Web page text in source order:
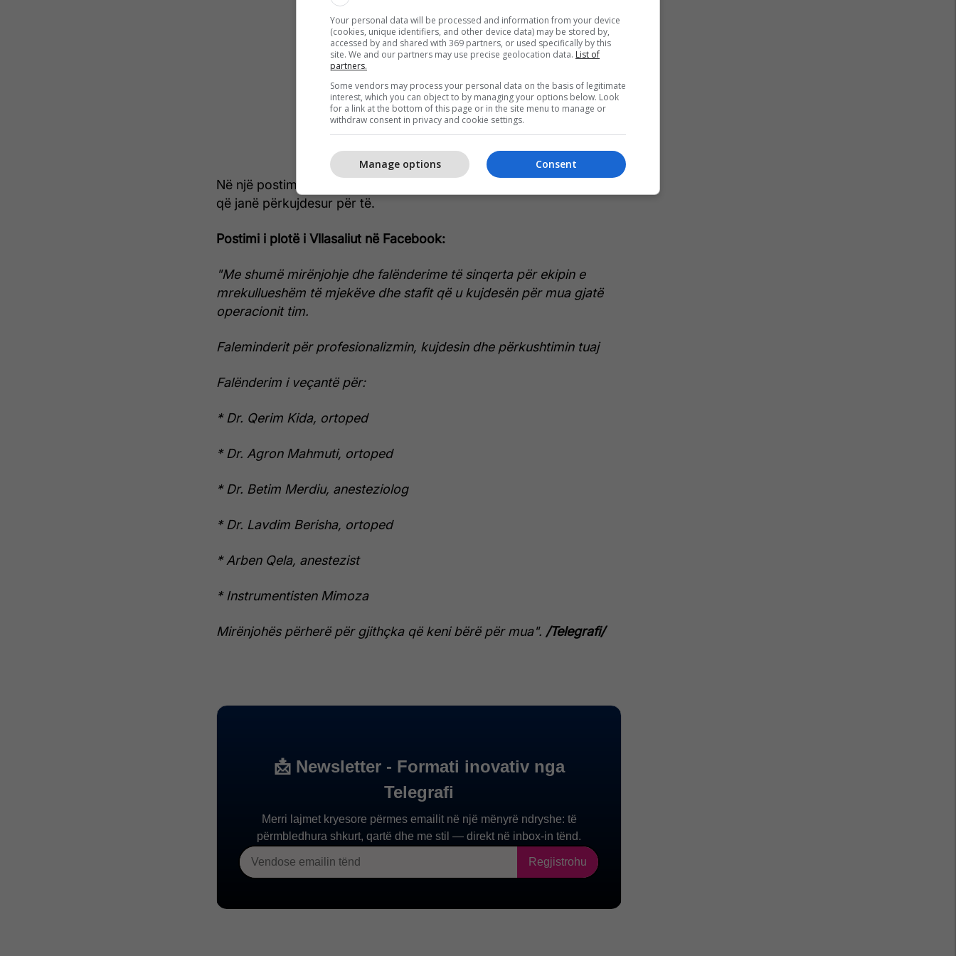
Në një postim në rrjete sociale, ai ka shprehur mirënjohje për mjekët
që janë përkujdesur për të.
Postimi i plotë i Vllasaliut në Facebook:
"Me shumë mirënjohje dhe falënderime të sinqerta për ekipin e
mrekullueshëm të mjekëve dhe stafit që u kujdesën për mua gjatë
operacionit tim.
Faleminderit për profesionalizmin, kujdesin dhe përkushtimin tuaj
Falënderim i veçantë për:
* Dr. Qerim Kida, ortoped
* Dr. Agron Mahmuti, ortoped
* Dr. Betim Merdiu, anesteziolog
* Dr. Lavdim Berisha, ortoped
* Arben Qela, anestezist
* Instrumentisten Mimoza
Mirënjohës përherë për gjithçka që keni bërë për mua". /Telegrafi/
Your personal data will be processed and information from your device
(cookies, unique identifiers, and other device data) may be stored by,
accessed by and shared with 369 partners, or used specifically by this
site. We and our partners may use precise geolocation data. List of
partners.
Some vendors may process your personal data on the basis of legitimate
interest, which you can object to by managing your options below. Look
for a link at the bottom of this page or in the site menu to manage or
withdraw consent in privacy and cookie settings.
Consent
Manage options